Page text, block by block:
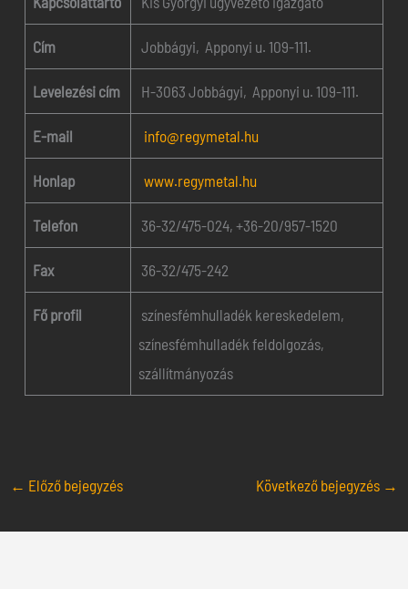
Cím Jobbágyi, Apponyi u. 109-111.
Levelezési cím H-3063 Jobbágyi, Apponyi u. 109-111.
E-mail info@regymetal.hu
Honlap www.regymetal.hu
Telefon 36-32/475-024, +36-20/957-1520
Fax 36-32/475-242
Fő profil
színesfémhulladék kereskedelem,
színesfémhulladék feldolgozás,
szállítmányozás
← Előző bejegyzés Következő bejegyzés →